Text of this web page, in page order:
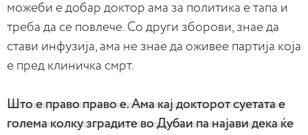
можеби е добар доктор ама за политика е тапа и
треба да се повлече. Со други зборови, знае да
стави инфузија, ама не знае да оживее партија која
е пред клиничка смрт.
Што е право право е. Ама кај докторот суетата е
голема колку зградите во Дубаи па најави дека ќе